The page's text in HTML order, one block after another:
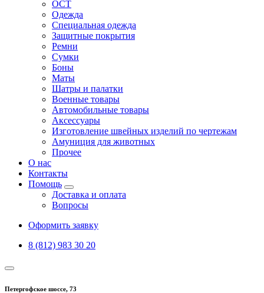
ОСТ
Одежда
Специальная одежда
Защитные покрытия
Ремни
Сумки
Боны
Маты
Шатры и палатки
Военные товары
Автомобильные товары
Аксессуары
Изготовление швейных изделий по чертежам
Амуниция для животных
Прочее
О нас
Контакты
Помощь
Доставка и оплата
Вопросы
Оформить заявку
8 (812) 983 30 20
Петергофское шоссе, 73